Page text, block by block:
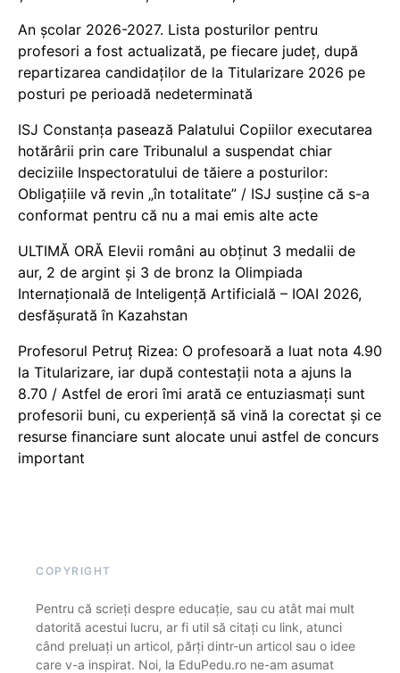
An școlar 2026-2027. Lista posturilor pentru
profesori a fost actualizată, pe fiecare județ, după
repartizarea candidaților de la Titularizare 2026 pe
posturi pe perioadă nedeterminată
ISJ Constanța pasează Palatului Copiilor executarea
hotărârii prin care Tribunalul a suspendat chiar
deciziile Inspectoratului de tăiere a posturilor:
Obligațiile vă revin „în totalitate” / ISJ susține că s-a
conformat pentru că nu a mai emis alte acte
ULTIMĂ ORĂ Elevii români au obținut 3 medalii de
aur, 2 de argint și 3 de bronz la Olimpiada
Internațională de Inteligență Artificială – IOAI 2026,
desfășurată în Kazahstan
Profesorul Petruț Rizea: O profesoară a luat nota 4.90
la Titularizare, iar după contestații nota a ajuns la
8.70 / Astfel de erori îmi arată ce entuziasmați sunt
profesorii buni, cu experiență să vină la corectat și ce
resurse financiare sunt alocate unui astfel de concurs
important
COPYRIGHT
Pentru că scrieți despre educație, sau cu atât mai mult
datorită acestui lucru, ar fi util să citați cu link, atunci
când preluați un articol, părți dintr-un articol sau o idee
care v-a inspirat. Noi, la EduPedu.ro ne-am asumat